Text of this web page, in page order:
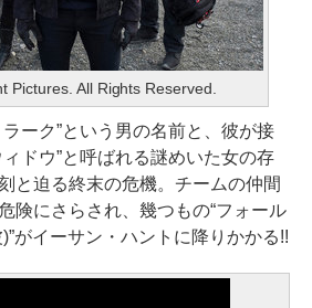
Pictures. All Rights Reserved.
ーク”という男の名前と、彼が接
ドウ”と呼ばれる謎めいた女の存
と迫る終末の危機。チームの仲間
険にさらされ、幾つもの“フォール
がイーサン・ハントに降りかかる!!